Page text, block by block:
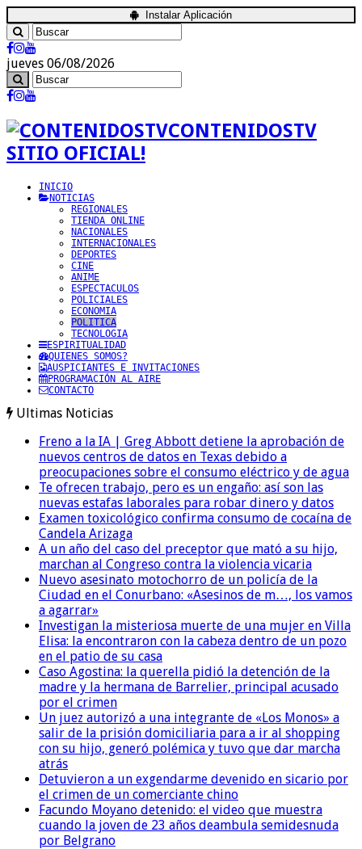
Instalar Aplicación
jueves 06/08/2026
CONTENIDOSTV
SITIO OFICIAL!
INICIO
NOTICIAS
REGIONALES
TIENDA ONLINE
NACIONALES
INTERNACIONALES
DEPORTES
CINE
ANIME
ESPECTACULOS
POLICIALES
ECONOMIA
POLITICA
TECNOLOGIA
ESPIRITUALIDAD
QUIENES SOMOS?
AUSPICIANTES E INVITACIONES
PROGRAMACIÓN AL AIRE
CONTACTO
Ultimas Noticias
Freno a la IA | Greg Abbott detiene la aprobación de
nuevos centros de datos en Texas debido a
preocupaciones sobre el consumo eléctrico y de agua
Te ofrecen trabajo, pero es un engaño: así son las
nuevas estafas laborales para robar dinero y datos
Examen toxicológico confirma consumo de cocaína de
Candela Arizaga
A un año del caso del preceptor que mató a su hijo,
marchan al Congreso contra la violencia vicaria
Nuevo asesinato motochorro de un policía de la
Ciudad en el Conurbano: «Asesinos de m…, los vamos
a agarrar»
Investigan la misteriosa muerte de una mujer en Villa
Elisa: la encontraron con la cabeza dentro de un pozo
en el patio de su casa
Caso Agostina: la querella pidió la detención de la
madre y la hermana de Barrelier, principal acusado
por el crimen
Un juez autorizó a una integrante de «Los Monos» a
salir de la prisión domiciliaria para a ir al shopping
con su hijo, generó polémica y tuvo que dar marcha
atrás
Detuvieron a un exgendarme devenido en sicario por
el crimen de un comerciante chino
Facundo Moyano detenido: el video que muestra
cuando la joven de 23 años deambula semidesnuda
por Belgrano